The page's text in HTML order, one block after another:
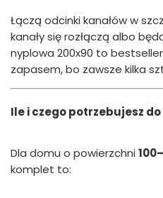
Łączą odcinki kanałów w
kanały się rozłączą albo
nyplowa 200x90 to
zapasem, bo zawsze kilka
Ile i czego potrzebujesz
Dla domu o powierzchni
komplet to: